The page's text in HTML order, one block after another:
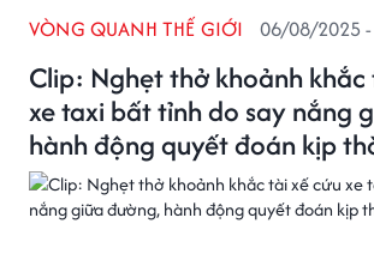
Clip: Nghẹt thở khoảnh khắc
xe taxi bất tỉnh do say nắng
hành động quyết đoán kịp
VÒNG QUANH THẾ GIỚI 06/08/2025